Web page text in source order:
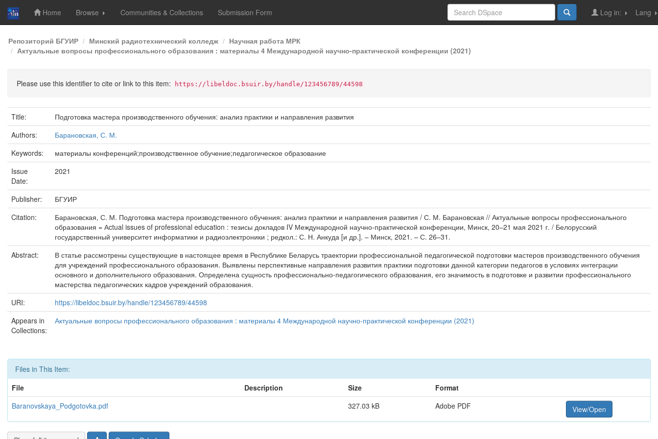
Skip
navigation
Home Browse Communities & Collections Submission Form Lang
Log in:
Репозиторий БГУИР Минский радиотехнический колледж
Научная работа МРК
Актуальные вопросы профессионального образования : материалы 4 Международной научно-практической конференции (2021)
Please use this identifier to cite or link to this item: https://libeldoc.bsuir.by/handle/123456789/44598
Title:
Подготовка мастера производственного обучения: анализ практики и направления развития
Authors:
Барановская, С. М.
Keywords:
материалы конференций;производственное обучение;педагогическое образование
Issue
Date:
2021
Publisher:
БГУИР
Citation:
Барановская, С. М. Подготовка мастера производственного обучения: анализ практики и направления развития / С. М. Барановская // Актуальные вопросы профессионального
образования = Аctual issues of professional education : тезисы докладов IV Международной научно-практической конференции, Минск, 20–21 мая 2021 г. / Белорусский
государственный университет информатики и радиоэлектроники ; редкол.: С. Н. Анкуда [и др.]. – Минск, 2021. – С. 26–31.
Abstract:
В статье рассмотрены существующие в настоящее время в Республике Беларусь траектории профессиональной педагогической подготовки мастеров производственного обучения
для учреждений профессионального образования. Выявлены перспективные направления развития практики подготовки данной категории педагогов в условиях интеграции
основного и дополнительного образования. Определена сущность профессионально-педагогического образования, его значимость в подготовке и развитии профессионального
мастерства педагогических кадров учреждений образования.
URI:
https://libeldoc.bsuir.by/handle/123456789/44598
Appears in
Collections:
Актуальные вопросы профессионального образования : материалы 4 Международной научно-практической конференции (2021)
Files in This Item:
File
Description Size
Format
Baranovskaya_Podgotovka.pdf
327.03 kB Adobe PDF View/Open